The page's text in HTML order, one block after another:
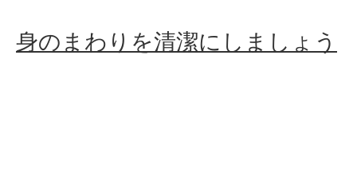
身のまわりを清潔にしましょう